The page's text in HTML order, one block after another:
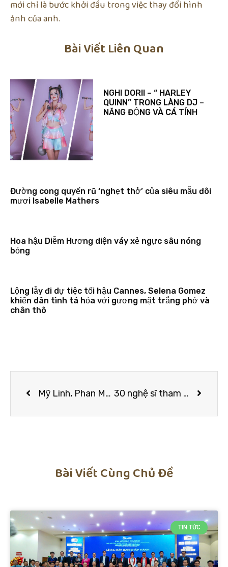
mới chỉ là bước khởi đầu trong việc thay đổi hình
ảnh của anh.
Bài Viết Liên Quan
NGHI DORII – “ HARLEY
QUINN” TRONG LÀNG DJ –
NĂNG ĐỘNG VÀ CÁ TÍNH
Đường cong quyến rũ ‘nghẹt thở’ của siêu mẫu đôi
mươi Isabelle Mathers
Hoa hậu Diễm Hương diện váy xẻ ngực sâu nóng
bỏng
Lộng lẫy đi dự tiệc tối hậu Cannes, Selena Gomez
khiến dân tình tá hỏa với gương mặt trắng phớ và
chân thô
Mỹ Linh, Phan Mạnh Quỳnh và dàn sao đình đám tham gia Hoà nhạc Hồi sinh 30 nghệ sĩ tham gia hòa nhạc thiện nguyện
Bài Viết Cùng Chủ Đề
TIN TỨC